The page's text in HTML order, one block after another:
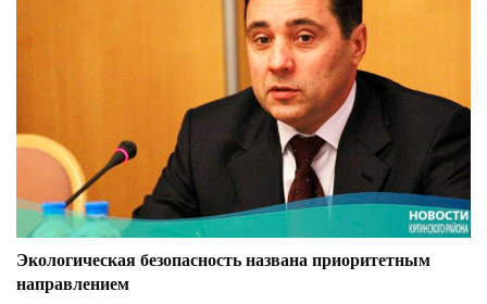
Экологическая безопасность названа приоритетным
направлением